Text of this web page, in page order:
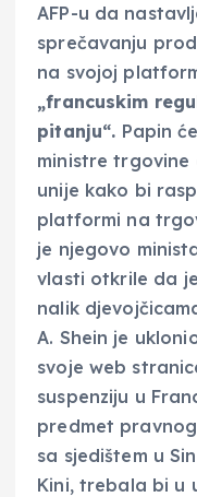
AFP-u da
sprečavanju
na svojoj
„francuskim
pitanju“. Papin
ministre trgovine
unije kako bi
platformi na
je njegovo
vlasti otkrile da
nalik
A. Shein je
svoje web
suspenziju u
predmet
sa sjedištem u
Kini, trebala bi u